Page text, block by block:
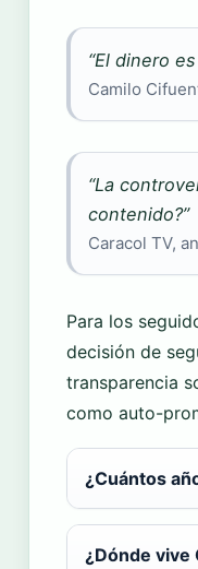
“El dinero
Camilo
“La
contenido?”
Caracol TV,
Para los
decisión de
transparencia
como auto-
¿Cuántos
¿Dónde vive